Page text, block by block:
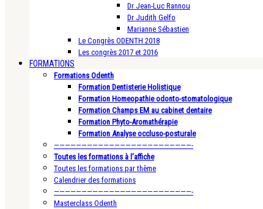
Dr Jean-Luc Rannou
Dr Judith Gelfo
Marianne Sébastien
Le Congrès ODENTH 2018
Les congrès 2017 et 2016
FORMATIONS
Formations Odenth
Formation Dentisterie Holistique
Formation Homeopathie odonto-stomatologique
Formation Champs EM au cabinet dentaire
Formation Phyto-Aromathérapie
Formation Analyse occluso-posturale
—————————————————————————-
Toutes les formations à l’affiche
Toutes les formations par thème
Calendrier des formations
—————————————————————————-
Masterclass Odenth